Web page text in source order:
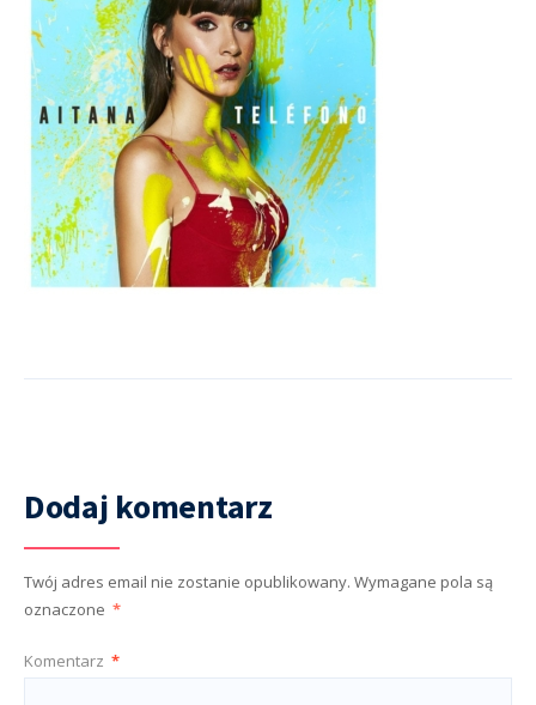
Dodaj komentarz
Twój adres email nie zostanie opublikowany. Wymagane pola są
oznaczone *
Komentarz *